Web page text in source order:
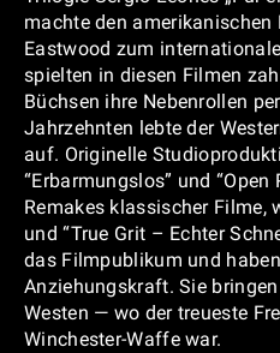
machte den amerikanischen
Eastwood zum
spielten in diesen Filmen
Büchsen ihre Nebenrollen
Jahrzehnten lebte der
auf. Originelle
“Erbarmungslos” und
Remakes klassischer Filme,
und “True Grit – Echter
das Filmpublikum und
Anziehungskraft. Sie
Westen — wo der treueste
Winchester-Waffe war.